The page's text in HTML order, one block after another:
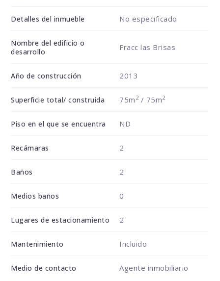
Detalles del inmueble No especificado
Nombre del edificio o
desarrollo
Fracc las Brisas
Año de construcción 2013
Superficie total/ construida 75m 2/ 75m2
Piso en el que se encuentra ND
Recámaras 2
Baños 2
Medios baños 0
Lugares de estacionamiento 2
Mantenimiento Incluido
Medio de contacto Agente inmobiliario